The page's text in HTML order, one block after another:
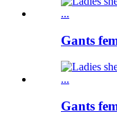
Gants
Gants